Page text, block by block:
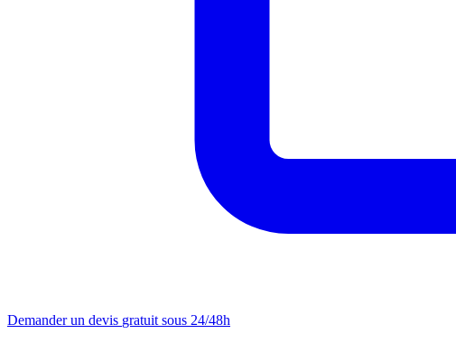
Demander un devis gratuit sous 24/48h